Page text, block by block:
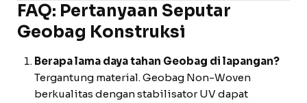
FAQ: Pertanyaan Seputar
Geobag Konstruksi
Berapa lama daya tahan Geobag di lapangan?
Tergantung material. Geobag Non-Woven
berkualitas dengan stabilisator UV dapat